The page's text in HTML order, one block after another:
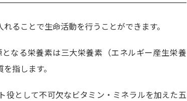
ることで生命活動を行うことができます。
なる栄養素は三大栄養素（エネルギー産生栄養
指します。
役として不可欠なビタミン・ミネラルを加えた五